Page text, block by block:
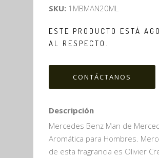
SKU: 1MBMAN20ML
ESTE PRODUCTO ESTÁ
AL RESPECTO.
CONTÁCTANOS
Descripción
Mercedes Benz Man de
Aromática para Hombres.
de esta fragrancia es Olivier